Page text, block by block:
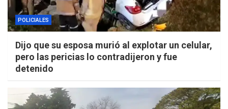
POLICIALES
Dijo que su esposa murió al explotar un celular,
pero las pericias lo contradijeron y fue
detenido